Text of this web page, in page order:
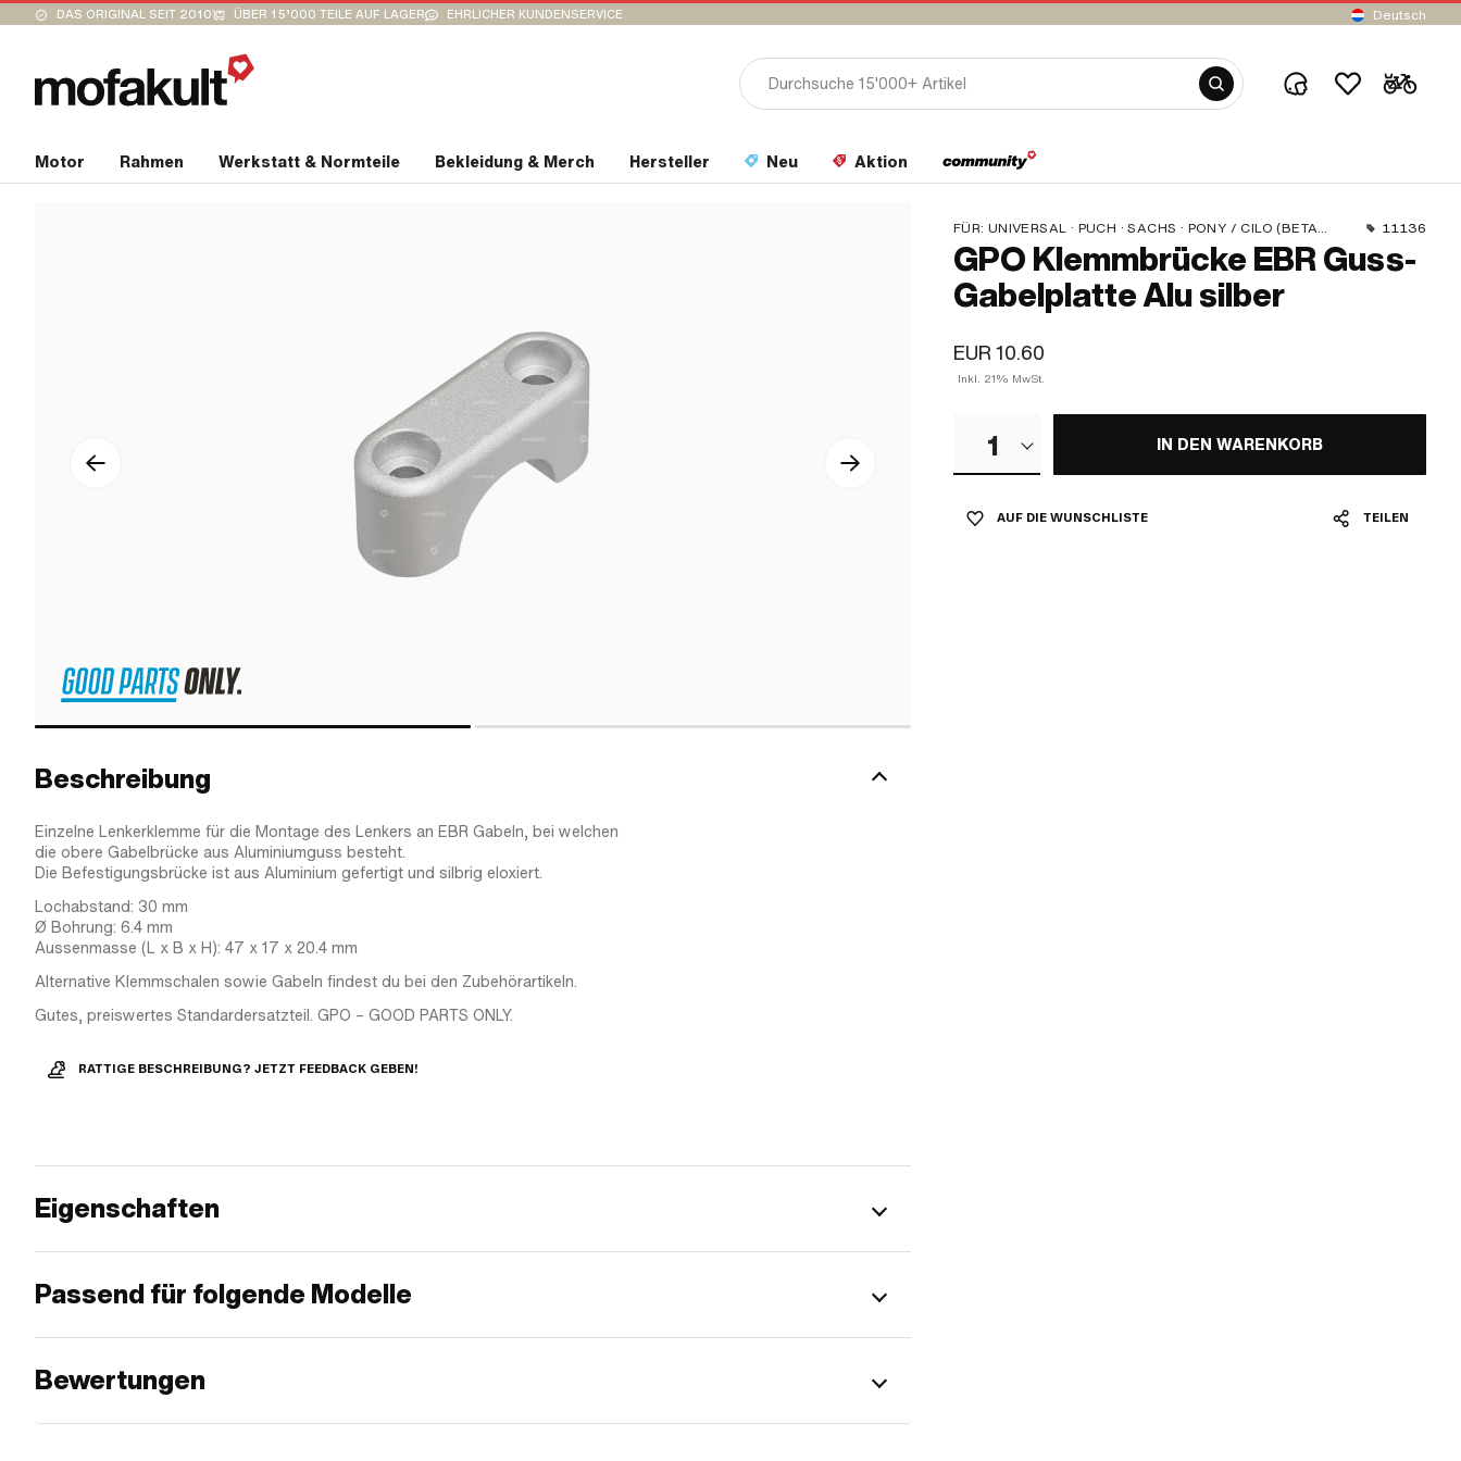
DAS ORIGINAL SEIT 2010 ÜBER 15’000 TEILE AUF LAGER EHRLICHER KUNDENSERVICE Deutsch
Motor Rahmen Werkstatt & Normteile Bekleidung & Merch Hersteller Neu Aktion
FÜR: UNIVERSAL · PUCH · SACHS · PONY / CILO (BETA 521 & 512) · PIAGGIO 11136
GPO Klemmbrücke EBR Guss-
Gabelplatte Alu silber
EUR 10.60
Inkl. 21% MwSt.
1 IN DEN WARENKORB
AUF DIE WUNSCHLISTE TEILEN
Beschreibung
Einzelne Lenkerklemme für die Montage des Lenkers an EBR Gabeln, bei welchen
die obere Gabelbrücke aus Aluminiumguss besteht.
Die Befestigungsbrücke ist aus Aluminium gefertigt und silbrig eloxiert.
Lochabstand: 30 mm
Ø Bohrung: 6.4 mm
Aussenmasse (L x B x H): 47 x 17 x 20.4 mm
Alternative Klemmschalen sowie Gabeln findest du bei den Zubehörartikeln.
Gutes, preiswertes Standardersatzteil. GPO – GOOD PARTS ONLY.
RATTIGE BESCHREIBUNG? JETZT FEEDBACK GEBEN!
Eigenschaften
Passend für folgende Modelle
Bewertungen